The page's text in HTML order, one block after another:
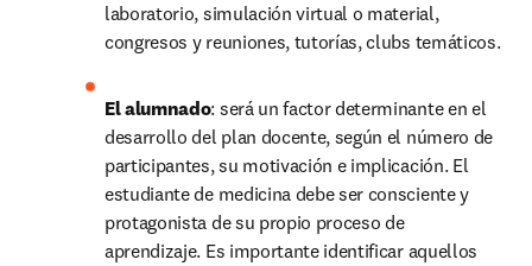
laboratorio, simulación virtual o material,
congresos y reuniones, tutorías, clubs temáticos.
El alumnado: será un factor determinante en el
desarrollo del plan docente, según el número de
participantes, su motivación e implicación. El
estudiante de medicina debe ser consciente y
protagonista de su propio proceso de
aprendizaje. Es importante identificar aquellos